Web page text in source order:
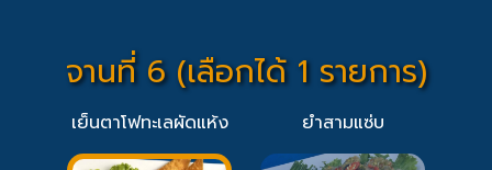
จานที่ 6 (เลือกได้ 1 รายการ)
เย็นตาโฟทะเลผัดแห้ง ยำสามแซ่บ